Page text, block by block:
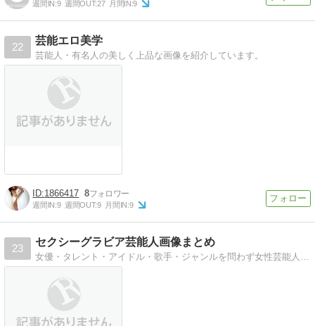
週間IN:9 週間OUT:27 月間IN:9
22
芸能エロ美学
芸能人・有名人の美しく上品な画像を紹介しています。
1866417 8
週間IN:9 週間OUT:9 月間IN:9
23
セクシーグラビア芸能人画像まとめ
女優・タレント・アイドル・歌手・ジャンルを問わず女性芸能人のセクシーなグラビア画像を掲載してます！